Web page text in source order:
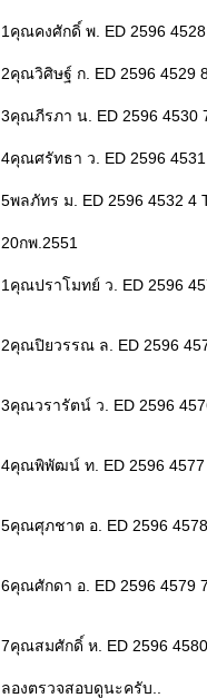
1คุณคงศักดิ์ พ. ED 2596 4528
2คุณวิศิษฐ์ ก. ED 2596 4529
3คุณภีรภา น. ED 2596 4530
4คุณศรัทธา ว. ED 2596 4531
5พลภัทร ม. ED 2596 4532 4
20กพ.2551
1คุณปราโมทย์ ว. ED 2596
2คุณปิยวรรณ ล. ED 2596
3คุณวรารัตน์ ว. ED 2596
4คุณพิพัฒน์ ท. ED 2596 4577
5คุณศุภชาต อ. ED 2596
6คุณศักดา อ. ED 2596 4579
7คุณสมศักดิ์ ห. ED 2596
ลองตรวจสอบดูนะครับ..